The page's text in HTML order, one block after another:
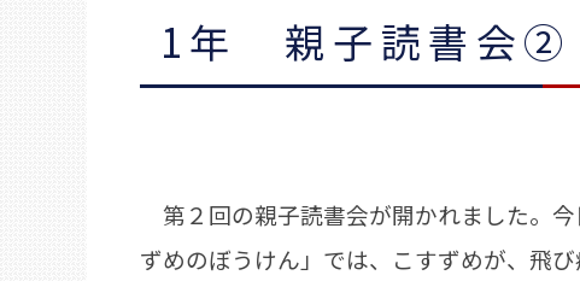
1年 親子読書会②
第２回の親子読書会が開かれました。
ずめのぼうけん」では、こすずめが、飛